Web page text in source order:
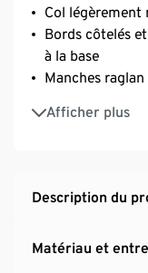
Col
Bords côtelés
à la base
Manches raglan
Afficher plus
Avec de
parfait, grand
Description du
Matériau et